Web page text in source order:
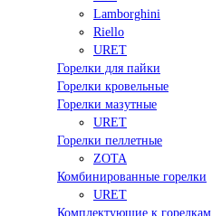
Lamborghini
Riello
URET
Горелки для пайки
Горелки кровельные
Горелки мазутные
URET
Горелки пеллетные
ZOTA
Комбинированные горелки
URET
Комплектующие к горелкам